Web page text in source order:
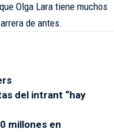
Olga Lara tiene muchos
de antes.
del intrant “hay
millones en